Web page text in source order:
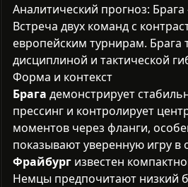
Аналитический прогноз:
Встреча двух команд с
европейским турнирам. Брага
дисциплиной и тактической
Форма и контекст
Брага демонстрирует
прессинг и контролирует
моментов через фланги,
показывают уверенную игру
Фрайбург известен
Немцы предпочитают низкий